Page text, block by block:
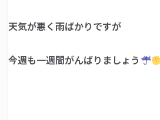
天気が悪く雨ばかりですが
今週も一週間がんばりましょう